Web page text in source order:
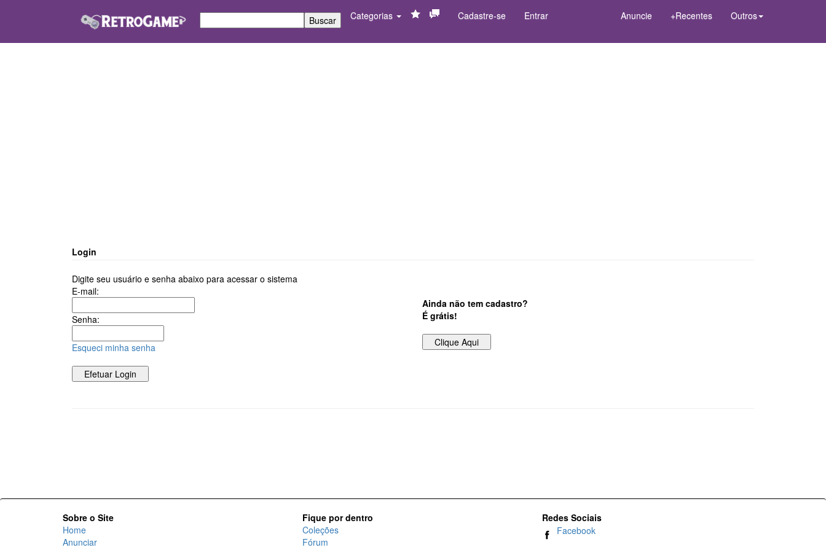
Categorias Cadastre-se Entrar Anuncie +Recentes Outros
Login
Digite seu usuário e senha abaixo para acessar o sistema
E-mail:
Senha:
Esqueci minha senha
Ainda não tem cadastro?
É grátis!
Sobre o Site
Home
Anunciar
Fique por dentro
Coleções
Fórum
Redes Sociais
Facebook